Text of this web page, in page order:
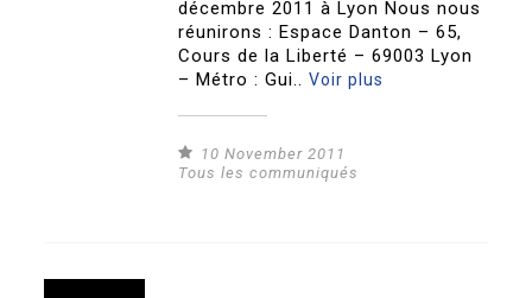
décembre 2011 à Lyon Nous nous
réunirons : Espace Danton – 65,
Cours de la Liberté – 69003 Lyon
– Métro : Gui..Voir plus
10 November 2011
Tous les communiqués